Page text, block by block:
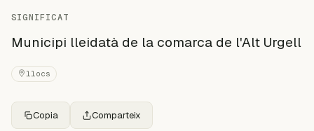
SIGNIFICAT
Municipi lleidatà de la comarca de l'Alt Urgell
llocs
Copia Comparteix